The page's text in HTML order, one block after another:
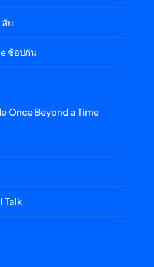
ลับ
ช้อปกัน
Once Beyond a Time
Talk